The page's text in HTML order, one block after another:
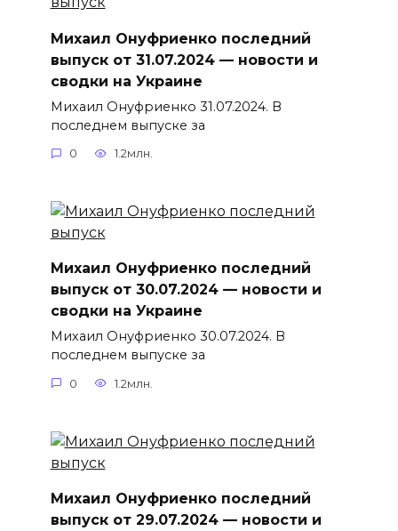
Михаил Онуфриенко последний
выпуск от 31.07.2024 — новости и
сводки на Украине
Михаил Онуфриенко 31.07.2024. В
последнем выпуске за
0 1.2млн.
Михаил Онуфриенко последний
выпуск от 30.07.2024 — новости и
сводки на Украине
Михаил Онуфриенко 30.07.2024. В
последнем выпуске за
0 1.2млн.
Михаил Онуфриенко последний
выпуск от 29.07.2024 — новости и